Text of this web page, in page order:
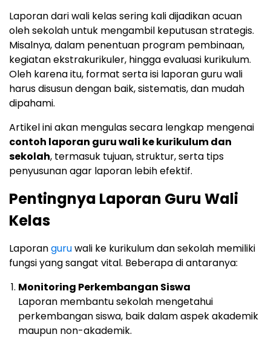
Laporan dari wali kelas sering kali dijadikan acuan
oleh sekolah untuk mengambil keputusan strategis.
Misalnya, dalam penentuan program pembinaan,
kegiatan ekstrakurikuler, hingga evaluasi kurikulum.
Oleh karena itu, format serta isi laporan guru wali
harus disusun dengan baik, sistematis, dan mudah
dipahami.
Artikel ini akan mengulas secara lengkap mengenai
contoh laporan guru wali ke kurikulum dan
sekolah, termasuk tujuan, struktur, serta tips
penyusunan agar laporan lebih efektif.
Pentingnya Laporan Guru Wali
Kelas
Laporanguruwali ke kurikulum dan sekolah memiliki
fungsi yang sangat vital. Beberapa di antaranya:
Monitoring Perkembangan Siswa
Laporan membantu sekolah mengetahui
perkembangan siswa, baik dalam aspek akademik
maupun non-akademik.